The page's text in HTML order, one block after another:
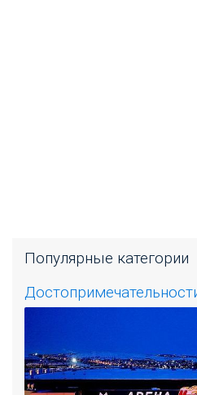
Популярные категории